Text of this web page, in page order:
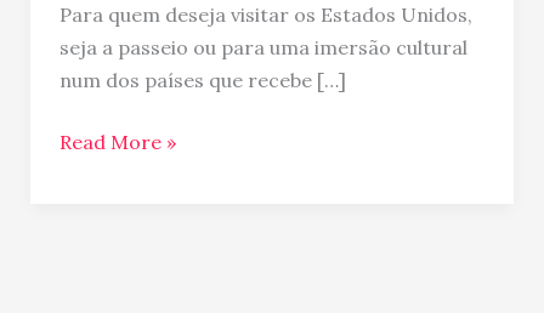
Para quem deseja visitar os Estados Unidos,
seja a passeio ou para uma imersão cultural
num dos países que recebe […]
Read More »